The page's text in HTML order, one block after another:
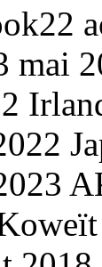
22
mai
A